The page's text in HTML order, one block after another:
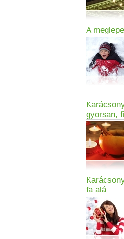
A
gyorsan,
fa alá